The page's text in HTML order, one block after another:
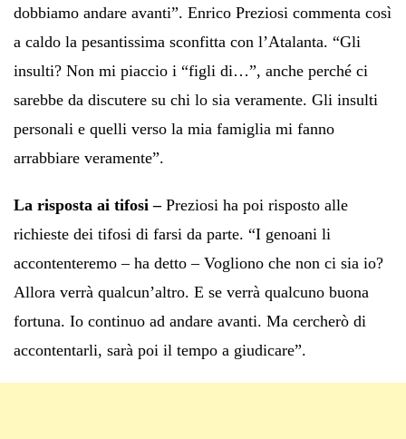
dobbiamo andare avanti”. Enrico Preziosi commenta così
a caldo la pesantissima sconfitta con l’Atalanta. “Gli
insulti? Non mi piaccio i “figli di…”, anche perché ci
sarebbe da discutere su chi lo sia veramente. Gli insulti
personali e quelli verso la mia famiglia mi fanno
arrabbiare veramente”.
La risposta ai tifosi –Preziosi ha poi risposto alle
richieste dei tifosi di farsi da parte. “I genoani li
accontenteremo – ha detto – Vogliono che non ci sia io?
Allora verrà qualcun’altro. E se verrà qualcuno buona
fortuna. Io continuo ad andare avanti. Ma cercherò di
accontentarli, sarà poi il tempo a giudicare”.